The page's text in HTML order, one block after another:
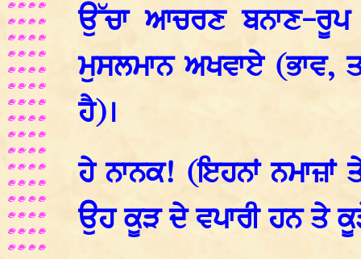
ਉੱਚਾ ਆਚਰਣ ਬਨਾਣ-
ਮੁਸਲਮਾਨ ਅਖਵਾਏ (ਭਾਵ,
ਹੈ)।
ਹੇ ਨਾਨਕ! (ਇਹਨਾਂ
ਉਹ ਕੂੜ ਦੇ ਵਪਾਰੀ ਹਨ ਤੇ